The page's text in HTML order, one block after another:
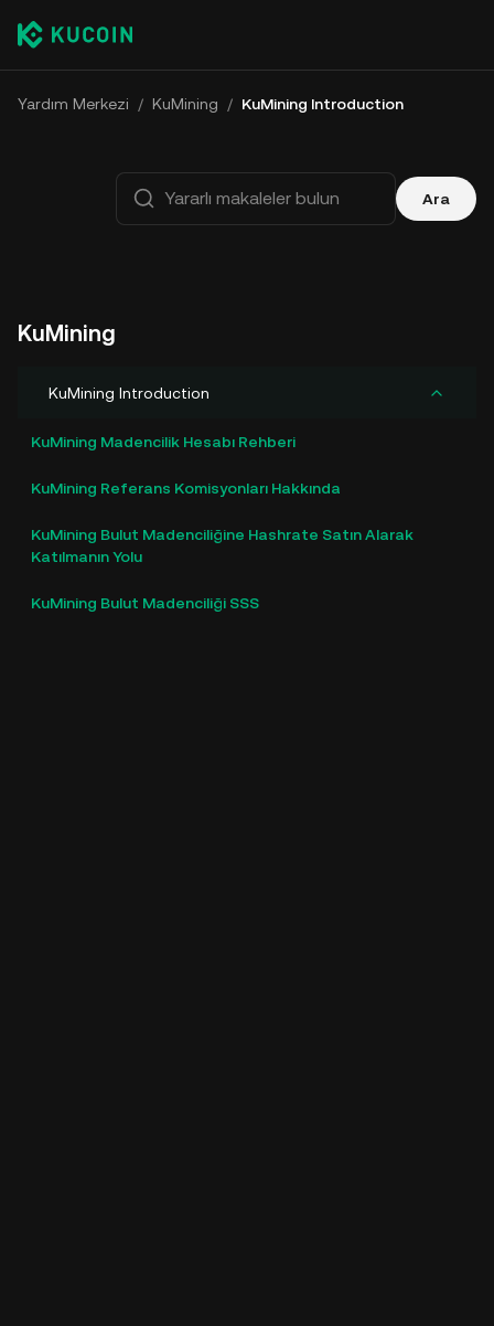
Yardım Merkezi / KuMining / KuMining Introduction
Ara
KuMining
KuMining Introduction
KuMining Madencilik Hesabı Rehberi
KuMining Referans Komisyonları Hakkında
KuMining Bulut Madenciliğine Hashrate Satın Alarak
Katılmanın Yolu
KuMining Bulut Madenciliği SSS